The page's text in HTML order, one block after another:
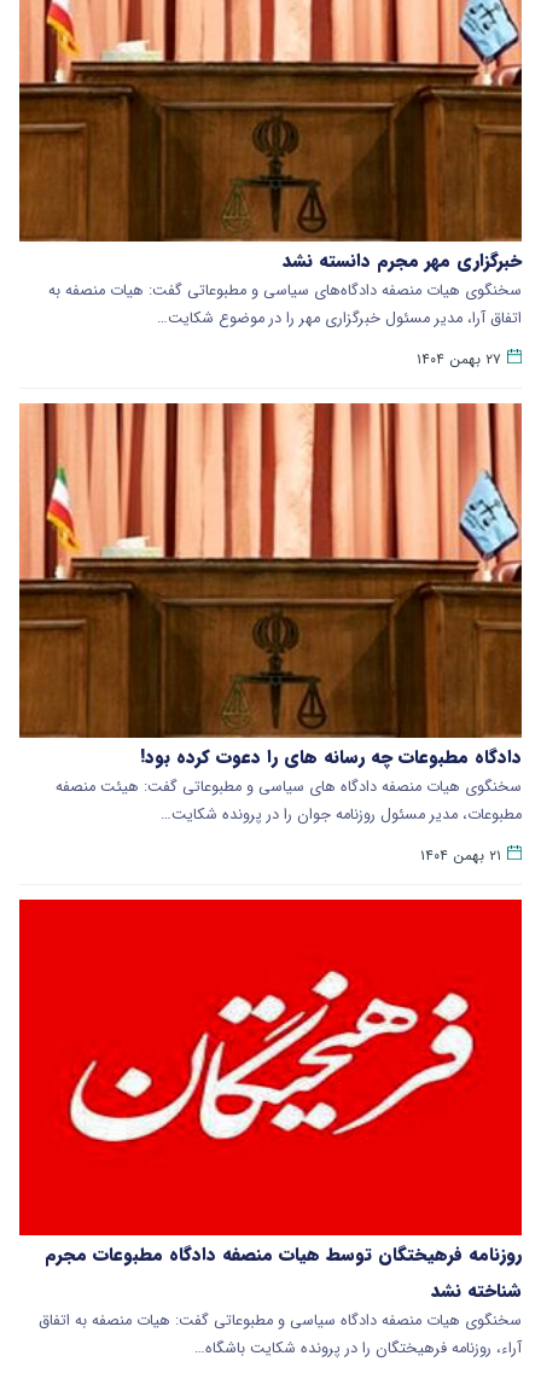
خبرگزاری مهر مجرم دانسته نشد
سخنگوی هیات منصفه دادگاه‌های سیاسی و مطبوعاتی گفت: هیات منصفه به
اتفاق آرا، مدیر مسئول خبرگزاری مهر را در موضوع شکایت…
۲۷ بهمن ۱۴۰۴
دادگاه مطبوعات چه رسانه های را دعوت کرده بود!
سخنگوی هیات منصفه دادگاه های سیاسی و مطبوعاتی گفت: هیئت منصفه
مطبوعات، مدیر مسئول روزنامه جوان را در پرونده شکایت…
۲۱ بهمن ۱۴۰۴
روزنامه فرهیختگان توسط هیات منصفه دادگاه مطبوعات مجرم
شناخته نشد
سخنگوی هیات منصفه دادگاه سیاسی و مطبوعاتی گفت: هیات منصفه به اتفاق
آراء، روزنامه فرهیختگان را در پرونده شکایت باشگاه…